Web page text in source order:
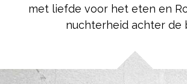
met liefde voor het eten en
nuchterheid achter de